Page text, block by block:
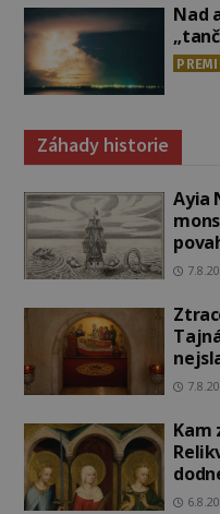
Nad
Záhady historie
Ayia
Kam